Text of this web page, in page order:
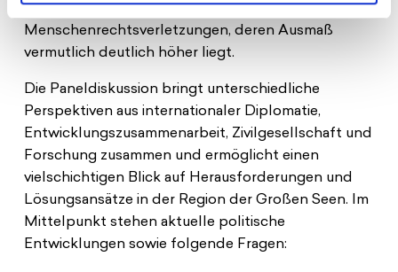
dokumentieren weiterhin schwere
Menschenrechtsverletzungen, deren Ausmaß
vermutlich deutlich höher liegt.
Die Paneldiskussion bringt unterschiedliche
Perspektiven aus internationaler Diplomatie,
Entwicklungszusammenarbeit, Zivilgesellschaft und
Forschung zusammen und ermöglicht einen
vielschichtigen Blick auf Herausforderungen und
Lösungsansätze in der Region der Großen Seen. Im
Mittelpunkt stehen aktuelle politische
Entwicklungen sowie folgende Fragen: